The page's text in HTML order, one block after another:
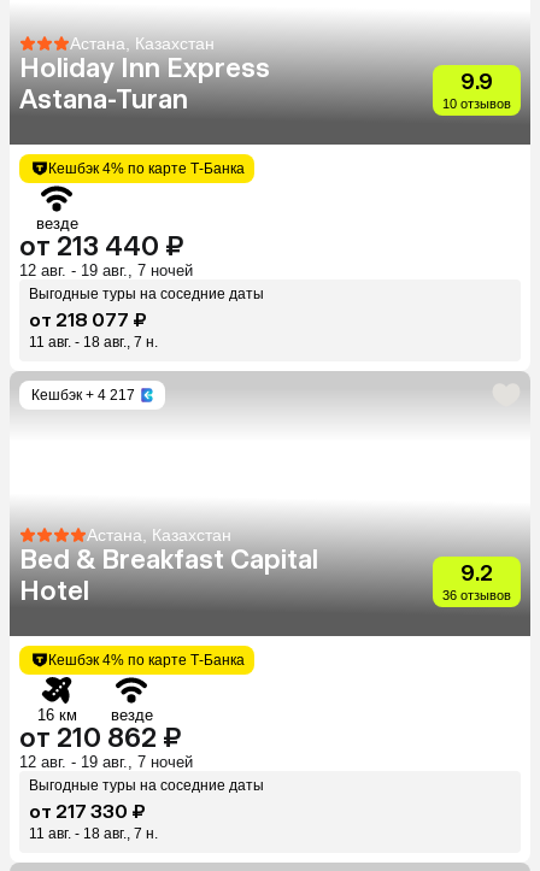
Астана, Казахстан
Holiday Inn Express
Astana-Turan
9.9
10 отзывов
Кешбэк 4% по карте Т-Банка
везде
от 213 440 ₽
12 авг. - 19 авг., 7 ночей
Выгодные туры на соседние даты
от 218 077 ₽
11 авг. - 18 авг., 7 н.
Кешбэк + 4 217
Астана, Казахстан
Bed & Breakfast Capital
Hotel
9.2
36 отзывов
Кешбэк 4% по карте Т-Банка
16 км везде
от 210 862 ₽
12 авг. - 19 авг., 7 ночей
Выгодные туры на соседние даты
от 217 330 ₽
11 авг. - 18 авг., 7 н.